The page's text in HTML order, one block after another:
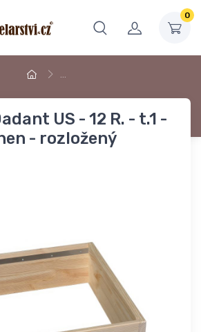
0
…
US - 12 R. - t.1 -
- rozložený